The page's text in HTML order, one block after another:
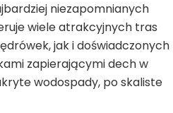
niezapomnianych
wiele atrakcyjnych tras
jak i doświadczonych
zapierającymi dech w
wodospady, po skaliste